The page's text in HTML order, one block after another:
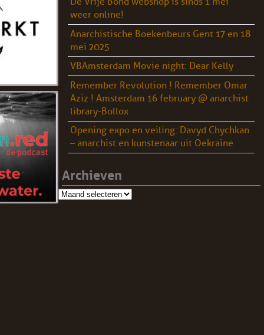
weer online!
Anarchistische Boekenbeurs Gent 17 en 18
mei 2025
VBAmsterdam Movie night: Dear Kelly
Remember Revolution ! Remember Omar
Aziz ! Amsterdam 16 february @ anarchist
library-Bollox
Opening expo en veiling: Davyd Chychkan
– anarchist en kunstenaar uit Oekraine
Archieven
Archieven